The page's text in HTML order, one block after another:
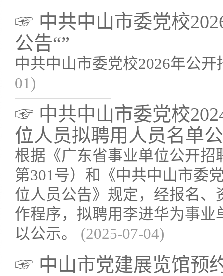
☞ 中共中山市委党校
公告“”
中共中山市委党校2026年公
01)
☞ 中共中山市委党校
位人员拟聘用人员名单
根据《广东省事业单位公开
第301号）和《中共中山市委
位人员公告》规定，经报名
作程序，拟聘用李进华为事
以公示。 (2025-07-04)
☞ 中山市党建展览馆预